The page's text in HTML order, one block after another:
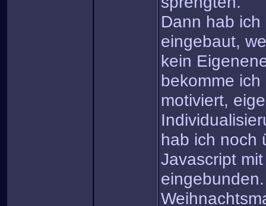
Dann hab
eingebaut,
kein
bekomme
motiviert,
hab ich noch
Javascript